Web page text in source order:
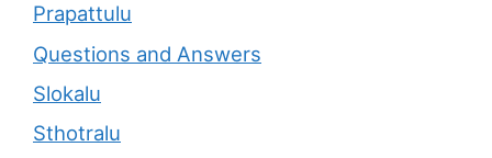
Prapattulu
Questions and Answers
Slokalu
Sthotralu